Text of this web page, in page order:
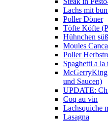
Lachs mit
Poller Döner
Töfte Köfte
Hühnchen
Moules
Poller
Spaghetti a la
McGerryKing
und Saucen)
UPDATE:
Coq au vin
Lachsquiche
Lasagna